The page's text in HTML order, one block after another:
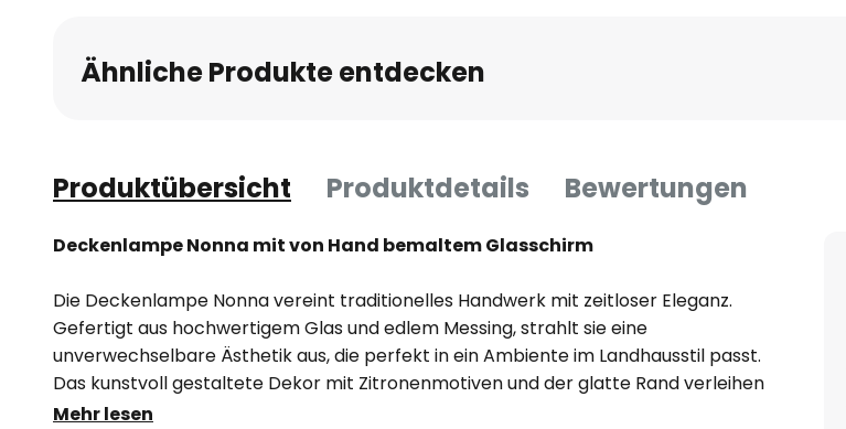
Ähnliche Produkte entdecken
Produktübersicht Produktdetails Bewertungen
Deckenlampe Nonna mit von Hand bemaltem Glasschirm
Die Deckenlampe Nonna vereint traditionelles Handwerk mit zeitloser Eleganz.
Gefertigt aus hochwertigem Glas und edlem Messing, strahlt sie eine
unverwechselbare Ästhetik aus, die perfekt in ein Ambiente im Landhausstil passt.
Das kunstvoll gestaltete Dekor mit Zitronenmotiven und der glatte Rand verleihen
der Lampe eine besondere Note, die jeden Raum aufwertet. Die harmonische
Mehr lesen